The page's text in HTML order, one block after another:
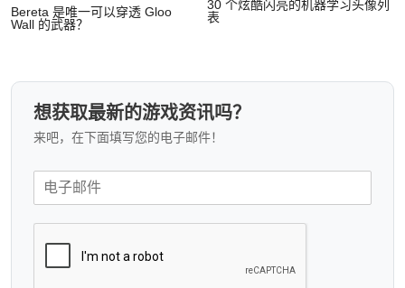
Bereta 是唯一可以穿透 Gloo
Wall 的武器？
30 个炫酷闪亮的机器学习头像列
表
想获取最新的游戏资讯吗？
来吧，在下面填写您的电子邮件！